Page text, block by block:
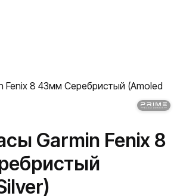
Fenix 8 43мм Серебристый (Amoled
Garmin Fenix 8